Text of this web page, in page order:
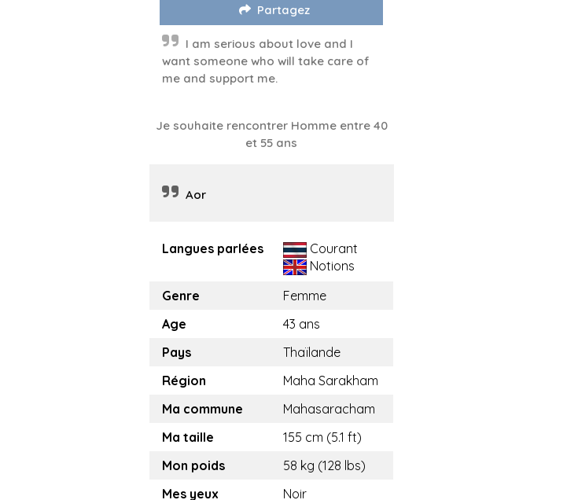
Partagez
I am serious about love and I
want someone who will take care of
me and support me.
Je souhaite rencontrer Homme entre 40
et 55 ans
Aor
Langues parlées
Courant
Notions
Genre
Femme
Age
43 ans
Pays
Thaïlande
Région
Maha Sarakham
Ma commune
Mahasaracham
Ma taille
155 cm (5.1 ft)
Mon poids
58 kg (128 lbs)
Mes yeux
Noir